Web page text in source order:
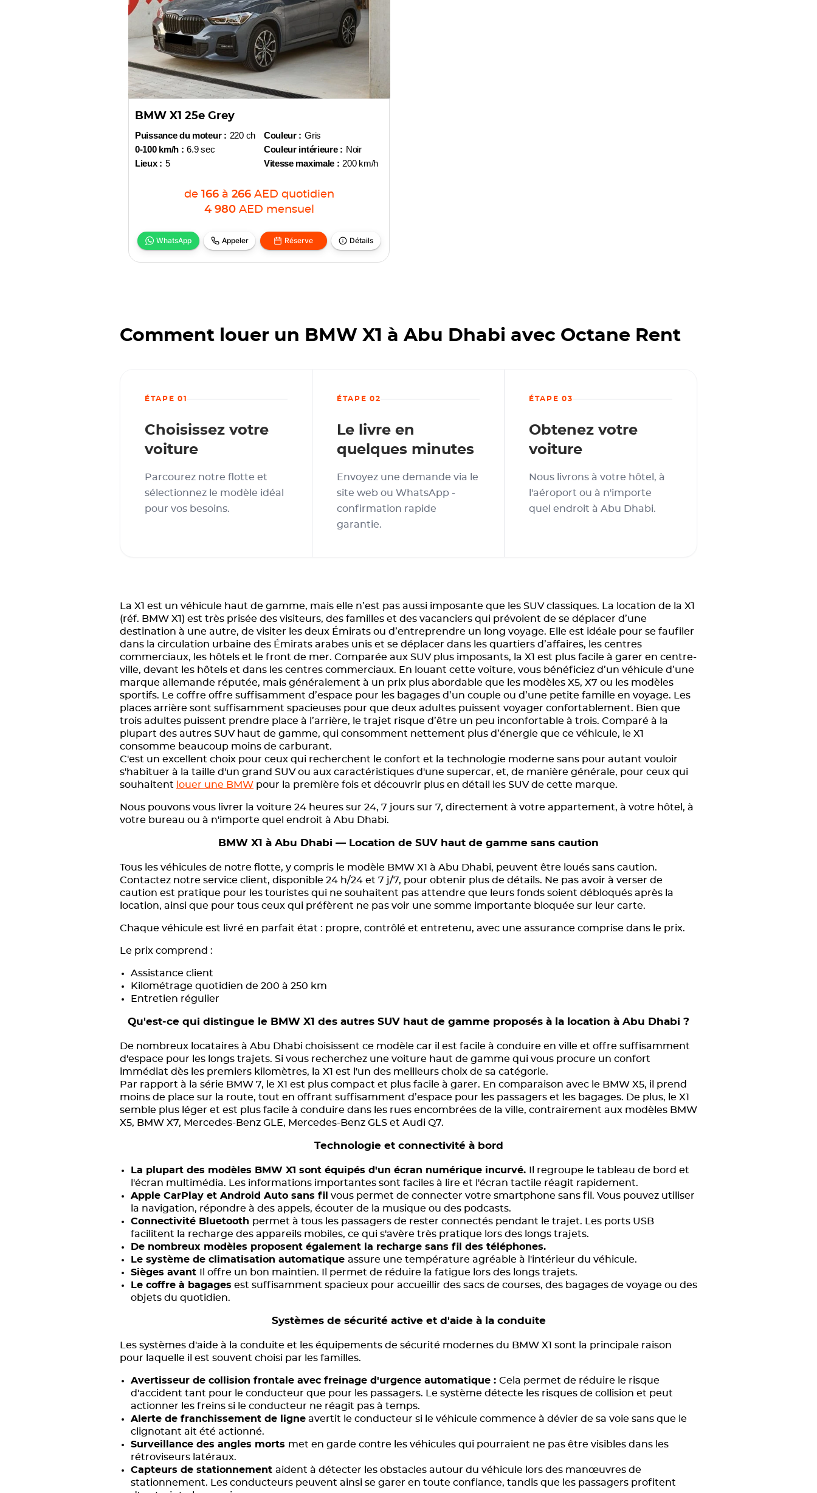
BMW X1 25e Grey
Puissance du moteur : 220 ch
0-100 km/h : 6.9 sec
Lieux : 5
Couleur : Gris
Couleur intérieure : Noir
Vitesse maximale : 200 km/h
de 166 à 266 AED quotidien
4 980 AED mensuel
WhatsApp Appeler Réserve Détails
Comment louer un BMW X1 à Abu Dhabi avec Octane Rent
ÉTAPE 01
Choisissez votre
voiture
Parcourez notre flotte et
sélectionnez le modèle idéal
pour vos besoins.
ÉTAPE 02
Le livre en
quelques minutes
Envoyez une demande via le
site web ou WhatsApp -
confirmation rapide
garantie.
ÉTAPE 03
Obtenez votre
voiture
Nous livrons à votre hôtel, à
l'aéroport ou à n'importe
quel endroit à Abu Dhabi.
La X1 est un véhicule haut de gamme, mais elle n’est pas aussi imposante que les SUV classiques. La location de la X1
(réf. BMW X1) est très prisée des visiteurs, des familles et des vacanciers qui prévoient de se déplacer d’une
destination à une autre, de visiter les deux Émirats ou d’entreprendre un long voyage. Elle est idéale pour se faufiler
dans la circulation urbaine des Émirats arabes unis et se déplacer dans les quartiers d’affaires, les centres
commerciaux, les hôtels et le front de mer. Comparée aux SUV plus imposants, la X1 est plus facile à garer en centre-
ville, devant les hôtels et dans les centres commerciaux. En louant cette voiture, vous bénéficiez d’un véhicule d’une
marque allemande réputée, mais généralement à un prix plus abordable que les modèles X5, X7 ou les modèles
sportifs. Le coffre offre suffisamment d’espace pour les bagages d’un couple ou d’une petite famille en voyage. Les
places arrière sont suffisamment spacieuses pour que deux adultes puissent voyager confortablement. Bien que
trois adultes puissent prendre place à l’arrière, le trajet risque d’être un peu inconfortable à trois. Comparé à la
plupart des autres SUV haut de gamme, qui consomment nettement plus d’énergie que ce véhicule, le X1
consomme beaucoup moins de carburant.
C'est un excellent choix pour ceux qui recherchent le confort et la technologie moderne sans pour autant vouloir
s'habituer à la taille d'un grand SUV ou aux caractéristiques d'une supercar, et, de manière générale, pour ceux qui
souhaitent louer une BMW pour la première fois et découvrir plus en détail les SUV de cette marque.
Nous pouvons vous livrer la voiture 24 heures sur 24, 7 jours sur 7, directement à votre appartement, à votre hôtel, à
votre bureau ou à n'importe quel endroit à Abu Dhabi.
BMW X1 à Abu Dhabi — Location de SUV haut de gamme sans caution
Tous les véhicules de notre flotte, y compris le modèle BMW X1 à Abu Dhabi, peuvent être loués sans caution.
Contactez notre service client, disponible 24 h/24 et 7 j/7, pour obtenir plus de détails. Ne pas avoir à verser de
caution est pratique pour les touristes qui ne souhaitent pas attendre que leurs fonds soient débloqués après la
location, ainsi que pour tous ceux qui préfèrent ne pas voir une somme importante bloquée sur leur carte.
Chaque véhicule est livré en parfait état : propre, contrôlé et entretenu, avec une assurance comprise dans le prix.
Le prix comprend :
Assistance client
Kilométrage quotidien de 200 à 250 km
Entretien régulier
Qu'est-ce qui distingue le BMW X1 des autres SUV haut de gamme proposés à la location à Abu Dhabi ?
De nombreux locataires à Abu Dhabi choisissent ce modèle car il est facile à conduire en ville et offre suffisamment
d'espace pour les longs trajets. Si vous recherchez une voiture haut de gamme qui vous procure un confort
immédiat dès les premiers kilomètres, la X1 est l'un des meilleurs choix de sa catégorie.
Par rapport à la série BMW 7, le X1 est plus compact et plus facile à garer. En comparaison avec le BMW X5, il prend
moins de place sur la route, tout en offrant suffisamment d’espace pour les passagers et les bagages. De plus, le X1
semble plus léger et est plus facile à conduire dans les rues encombrées de la ville, contrairement aux modèles BMW
X5, BMW X7, Mercedes-Benz GLE, Mercedes-Benz GLS et Audi Q7.
Technologie et connectivité à bord
La plupart des modèles BMW X1 sont équipés d'un écran numérique incurvé.
Il regroupe le tableau de bord et
l'écran multimédia. Les informations importantes sont faciles à lire et l'écran tactile réagit rapidement.
Apple CarPlay et Android Auto sans fil vous permet de connecter votre smartphone sans fil. Vous pouvez utiliser
la navigation, répondre à des appels, écouter de la musique ou des podcasts.
Connectivité Bluetooth permet à tous les passagers de rester connectés pendant le trajet. Les ports USB
facilitent la recharge des appareils mobiles, ce qui s'avère très pratique lors des longs trajets.
De nombreux modèles proposent également la recharge sans fil des téléphones.
Le système de climatisation automatique assure une température agréable à l'intérieur du véhicule.
Sièges avant
Il offre un bon maintien. Il permet de réduire la fatigue lors des longs trajets.
Le coffre à bagages est suffisamment spacieux pour accueillir des sacs de courses, des bagages de voyage ou des
objets du quotidien.
Systèmes de sécurité active et d'aide à la conduite
Les systèmes d'aide à la conduite et les équipements de sécurité modernes du BMW X1 sont la principale raison
pour laquelle il est souvent choisi par les familles.
Avertisseur de collision frontale avec freinage d'urgence automatique : Cela permet de réduire le risque
d'accident tant pour le conducteur que pour les passagers. Le système détecte les risques de collision et peut
actionner les freins si le conducteur ne réagit pas à temps.
Alerte de franchissement de ligne avertit le conducteur si le véhicule commence à dévier de sa voie sans que le
clignotant ait été actionné.
Surveillance des angles morts met en garde contre les véhicules qui pourraient ne pas être visibles dans les
rétroviseurs latéraux.
Capteurs de stationnement aident à détecter les obstacles autour du véhicule lors des manœuvres de
stationnement. Les conducteurs peuvent ainsi se garer en toute confiance, tandis que les passagers profitent